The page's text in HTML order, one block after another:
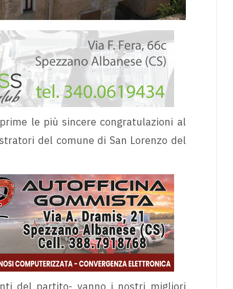
le più sincere congratulazioni al
del comune di San Lorenzo del